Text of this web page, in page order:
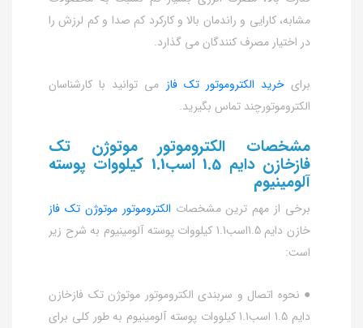
مشابه، کارایی و راندمان بالا و کارکرد کم صدا و کم لرزش را
در اختیار مصرف کنندگان می گذارد.
برای خرید الکتروموتور تک فاز می توانید با کارشناسان
الکتروموتورچند تماس بگیرید.
مشخصات الکتروموتور موتوژن تک
فازخازن دایم 1.5 اسب1.1 کیلووات پوسته
آلومینیوم
برخی از مهم ترین مشخصات الکتروموتور موتوژن تک فاز
خازن دایم 1.5اسب1.1 کیلووات پوسته آلومینیوم به شرح زیر
است:
● نحوه اتصال و سربندی الکتروموتور موتوژن تک فازخازن
دایم 1.5 اسب1.1 کیلووات پوسته آلومینیوم به طور کلی برای